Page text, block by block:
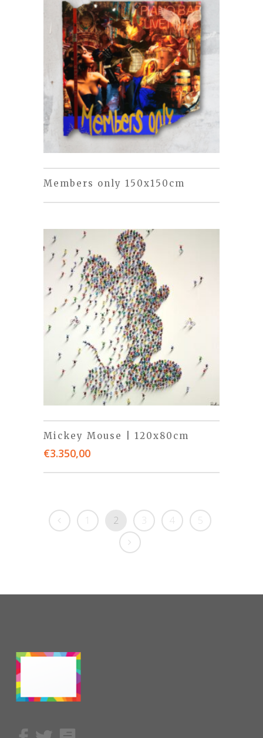
Members only 150x150cm
Mickey Mouse | 120x80cm
€3.350,00
1 2 3 4 5